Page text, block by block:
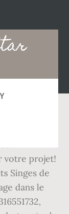
retrouvez
votre projet!
Singes de
dans le